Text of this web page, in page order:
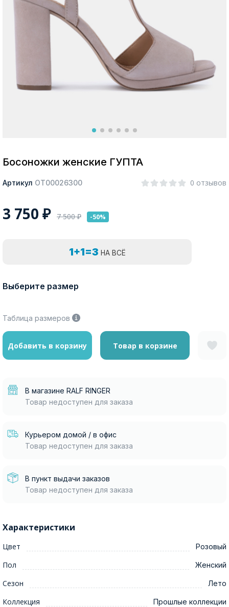
Босоножки женские ГУПТА
Артикул ОТ00026300 0 отзывов
3 750 ₽ 7 500₽ -50%
1+1=3 НА ВСЁ
Выберите размер
Таблица размеров
Добавить в корзину Товар в корзине
В магазине RALF RINGER
Товар недоступен для заказа
Курьером домой / в офис
Товар недоступен для заказа
В пункт выдачи заказов
Товар недоступен для заказа
Характеристики
Цвет Розовый
Пол Женский
Сезон Лето
Коллекция Прошлые коллекции